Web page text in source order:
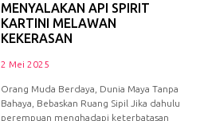
MENYALAKAN API SPIRIT
KARTINI MELAWAN
KEKERASAN
2 Mei 2025
Orang Muda Berdaya, Dunia Maya Tanpa
Bahaya, Bebaskan Ruang Sipil Jika dahulu
perempuan menghadapi keterbatasan